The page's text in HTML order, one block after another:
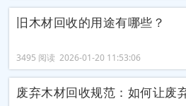
旧木材回收的用途有哪些？
3495 阅读 2026-01-20 11:53:06
废弃木材回收规范：如何让废